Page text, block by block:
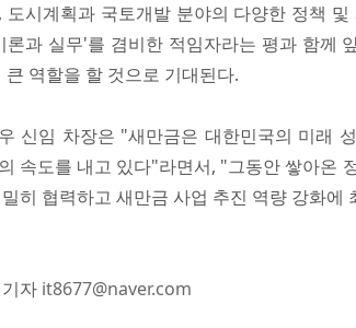
도시계획과 국토개발 분야의 다양한 정책
론과 실무'를 겸비한 적임자라는 평과 함께
큰 역할을 할 것으로 기대된다.
신임 차장은 "새만금은 대한민국의 미래
속도를 내고 있다"라면서, "그동안 쌓아온
히 협력하고 새만금 사업 추진 역량 강화에
자 it8677@naver.com